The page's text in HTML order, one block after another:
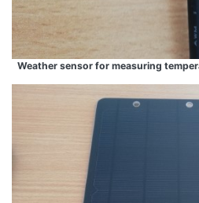
Weather sensor for measuring